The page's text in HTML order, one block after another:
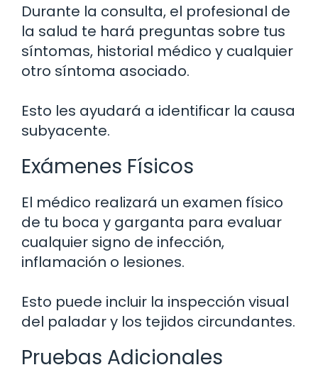
Durante la consulta, el profesional de
la salud te hará preguntas sobre tus
síntomas, historial médico y cualquier
otro síntoma asociado.
Esto les ayudará a identificar la causa
subyacente.
Exámenes Físicos
El médico realizará un examen físico
de tu boca y garganta para evaluar
cualquier signo de infección,
inflamación o lesiones.
Esto puede incluir la inspección visual
del paladar y los tejidos circundantes.
Pruebas Adicionales